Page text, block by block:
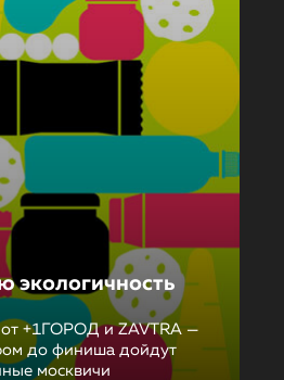
экологичность
от +1ГОРОД и ZAVTRA —
до финиша дойдут
москвичи